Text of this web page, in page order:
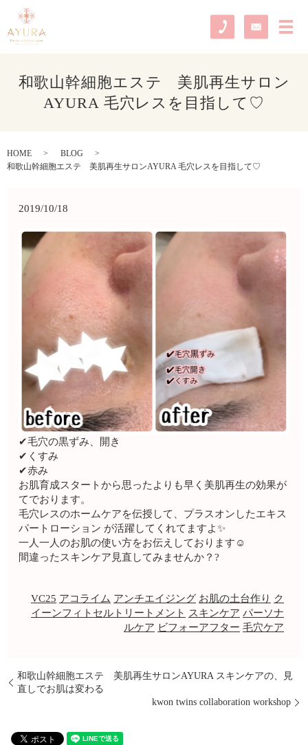
メ
和歌山幹細胞エステ 美肌再生サロン
AYURA 毛穴レスを目指して♡
HOME
BLOG
和歌山幹細胞エステ 美肌再生サロンAYURA 毛穴レスを目指して♡
2019/10/18
✔︎毛穴の黒ずみ、開き
✔︎くすみ
✔︎赤み
お肌育成スタートから思ったよりも早く美肌再生の効果が
てでおります。
毛穴レスのホームケアを伝授して、プラスオンしたエキス
パートローション が活躍してくれてますよ✨
一人一人のお肌の使い方をお伝えしております☺️
間違ったスキンケア見直してみませんか？?
VC25 アコライム アンチエイジング お肌の土台作り ク
イーンフィトセルトリートメント スキンケア パーソナ
ルケア ビフォーアフター 毛穴ケア
和歌山幹細胞エステ 美肌再生サロンAYURA スキンケアの、見
直しでお肌は変わる
kwon twins collaboration workshop